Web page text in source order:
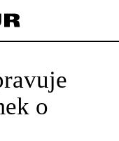
žádné položky.
o